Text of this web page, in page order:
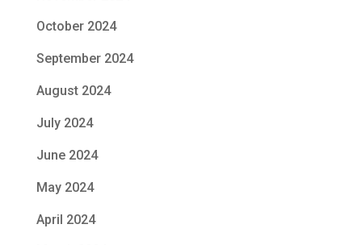
October 2024
September 2024
August 2024
July 2024
June 2024
May 2024
April 2024